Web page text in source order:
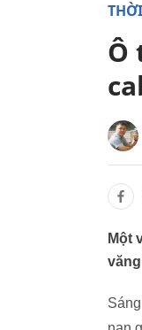
Ô
Một